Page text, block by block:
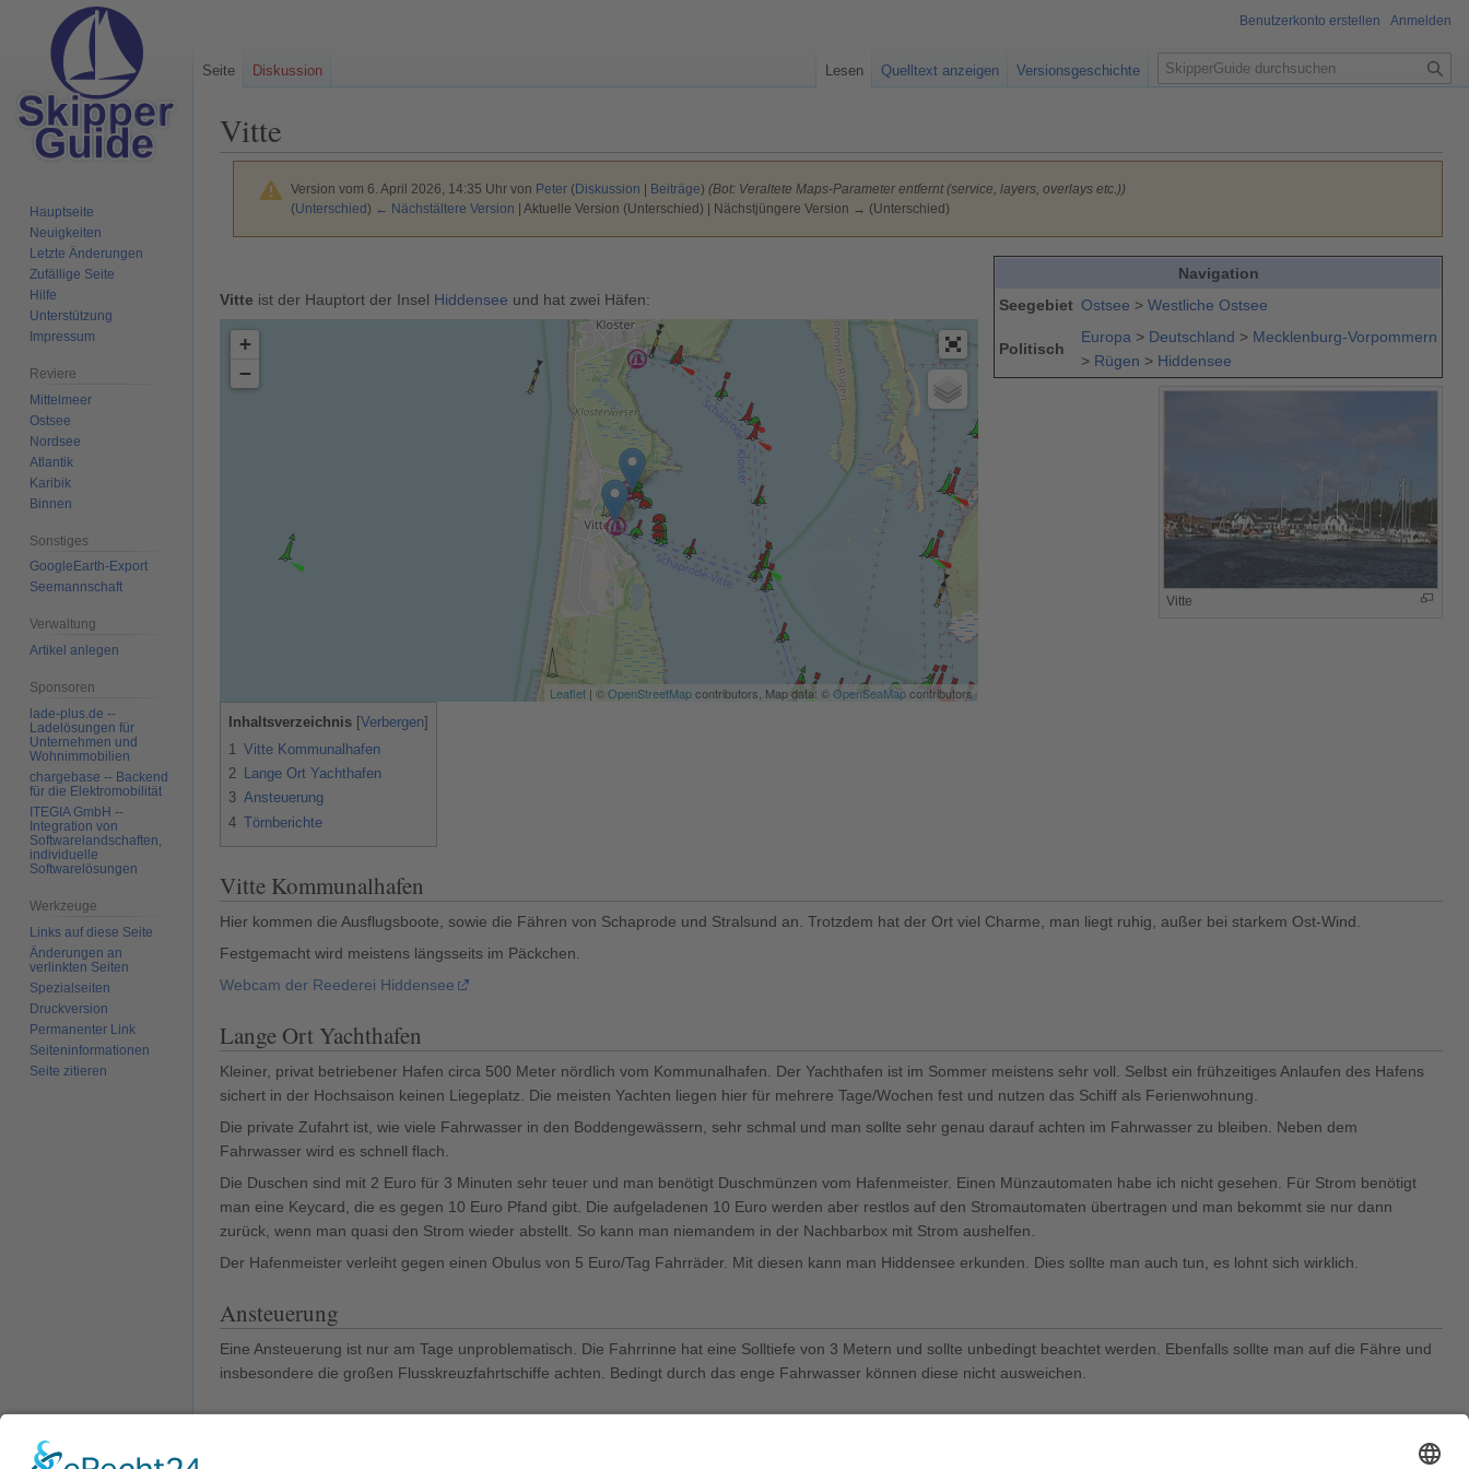
Vitte
Version vom 6. April 2026, 14:35 Uhr von Peter (Diskussion Beiträge) (Bot: Veraltete Maps-Parameter entfernt (service, layers, overlays etc.))
(Unterschied) ← Nächstältere Version | Aktuelle Version (Unterschied) | Nächstjüngere Version → (Unterschied)
Navigation
Suche
Navigation
Seegebiet Ostsee > Westliche Ostsee
Politisch
Europa > Deutschland > Mecklenburg-Vorpommern
> Rügen > Hiddensee
Vitte
Vitte ist der Hauptort der Insel Hiddensee und hat zwei Häfen:
+
−
Leaflet | ©OpenStreetMapcontributors, Map data: ©OpenSeaMapcontributors
Inhaltsverzeichnis
1 Vitte Kommunalhafen
2
Lange Ort Yachthafen
3 Ansteuerung
4 Törnberichte
Vitte Kommunalhafen
Hier kommen die Ausflugsboote, sowie die Fähren von Schaprode und Stralsund an. Trotzdem hat der Ort viel Charme, man liegt ruhig, außer bei starkem Ost-Wind.
Festgemacht wird meistens längsseits im Päckchen.
Webcam der Reederei Hiddensee
Lange Ort Yachthafen
Kleiner, privat betriebener Hafen circa 500 Meter nördlich vom Kommunalhafen. Der Yachthafen ist im Sommer meistens sehr voll. Selbst ein frühzeitiges Anlaufen des Hafens
sichert in der Hochsaison keinen Liegeplatz. Die meisten Yachten liegen hier für mehrere Tage/Wochen fest und nutzen das Schiff als Ferienwohnung.
Die private Zufahrt ist, wie viele Fahrwasser in den Boddengewässern, sehr schmal und man sollte sehr genau darauf achten im Fahrwasser zu bleiben. Neben dem
Fahrwasser wird es schnell flach.
Die Duschen sind mit 2 Euro für 3 Minuten sehr teuer und man benötigt Duschmünzen vom Hafenmeister. Einen Münzautomaten habe ich nicht gesehen. Für Strom benötigt
man eine Keycard, die es gegen 10 Euro Pfand gibt. Die aufgeladenen 10 Euro werden aber restlos auf den Stromautomaten übertragen und man bekommt sie nur dann
zurück, wenn man quasi den Strom wieder abstellt. So kann man niemandem in der Nachbarbox mit Strom aushelfen.
Der Hafenmeister verleiht gegen einen Obulus von 5 Euro/Tag Fahrräder. Mit diesen kann man Hiddensee erkunden. Dies sollte man auch tun, es lohnt sich wirklich.
Ansteuerung
Eine Ansteuerung ist nur am Tage unproblematisch. Die Fahrrinne hat eine Solltiefe von 3 Metern und sollte unbedingt beachtet werden. Ebenfalls sollte man auf die Fähre und
insbesondere die großen Flusskreuzfahrtschiffe achten. Bedingt durch das enge Fahrwasser können diese nicht ausweichen.
Törnberichte
Benutzerkonto erstellen Anmelden
Seite Diskussion Lesen Quelltext anzeigen Versionsgeschichte
S
u
e
Hauptseite
Neuigkeiten
Letzte Änderungen
Zufällige Seite
Hilfe
Unterstützung
Impressum
Reviere
Mittelmeer
Ostsee
Nordsee
Atlantik
Karibik
Binnen
Sonstiges
GoogleEarth-Export
Seemannschaft
Verwaltung
Artikel anlegen
Sponsoren
lade-plus.de --
Ladelösungen für
Unternehmen und
Wohnimmobilien
chargebase -- Backend
für die Elektromobilität
ITEGIA GmbH --
Integration von
Softwarelandschaften,
individuelle
Softwarelösungen
Werkzeuge
Links auf diese Seite
Änderungen an
verlinkten Seiten
Spezialseiten
Druckversion
Permanenter Link
Seiten­­informationen
Seite zitieren